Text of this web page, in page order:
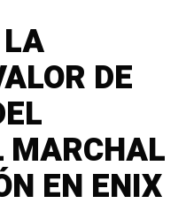
DE
MARCHAL
EN ENIX